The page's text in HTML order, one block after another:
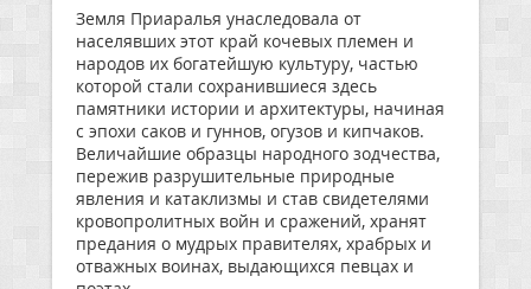
Земля Приаралья унаследовала от
населявших этот край кочевых племен и
народов их богатейшую культуру, частью
которой стали сохранившиеся здесь
памятники истории и архитектуры, начиная
с эпохи саков и гуннов, огузов и кипчаков.
Величайшие образцы народного зодчества,
пережив разрушительные природные
явления и катаклизмы и став свидетелями
кровопролитных войн и сражений, хранят
предания о мудрых правителях, храбрых и
отважных воинах, выдающихся певцах и